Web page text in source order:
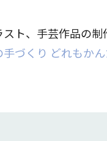
ト、手芸作品の
手づくり どれもか